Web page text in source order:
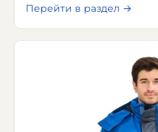
Перейти в раздел →